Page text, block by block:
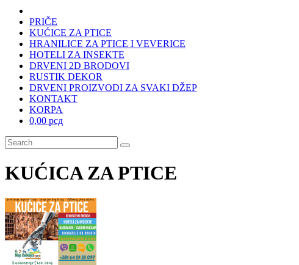
PRIČE
KUĆICE ZA PTICE
HRANILICE ZA PTICE I VEVERICE
HOTELI ZA INSEKTE
DRVENI 2D BRODOVI
RUSTIK DEKOR
DRVENI PROIZVODI ZA SVAKI DŽEP
KONTAKT
KORPA
0,00 рсд
KUĆICA ZA PTICE